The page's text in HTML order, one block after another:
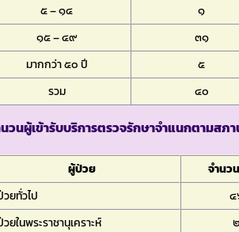
๕ – ๑๔
๑
๑๕ – ๔๙
๓๑
มากกว่า ๕๐ ปี
๕
รวม
๔๐
วนผู้เข้ารับบริการตรวจรักษาจำแนกตามส
ผู้ป่วย จำนว
ยทั่วไป
ยในพระราชานุเคราะห์
๒